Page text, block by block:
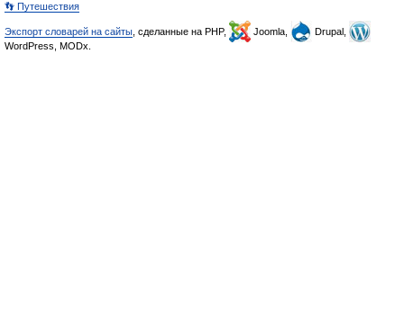
👣 Путешествия
Экспорт словарей на сайты , сделанные на PHP, Joomla,
Drupal,
WordPress, MODx.